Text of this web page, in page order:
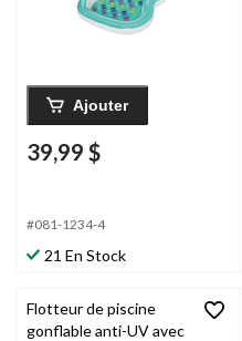
Ajouter
39,99 $
#081-1234-4
21 En Stock
Flotteur de piscine
gonflable anti-UV avec